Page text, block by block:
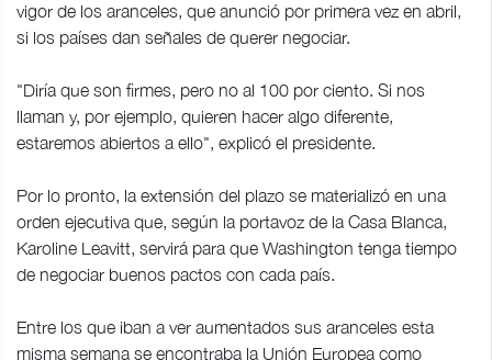
vigor de los aranceles, que anunció por primera vez en abril,
si los países dan señales de querer negociar.
"Diría que son firmes, pero no al 100 por ciento. Si nos
llaman y, por ejemplo, quieren hacer algo diferente,
estaremos abiertos a ello", explicó el presidente.
Por lo pronto, la extensión del plazo se materializó en una
orden ejecutiva que, según la portavoz de la Casa Blanca,
Karoline Leavitt, servirá para que Washington tenga tiempo
de negociar buenos pactos con cada país.
Entre los que iban a ver aumentados sus aranceles esta
misma semana se encontraba la Unión Europea como